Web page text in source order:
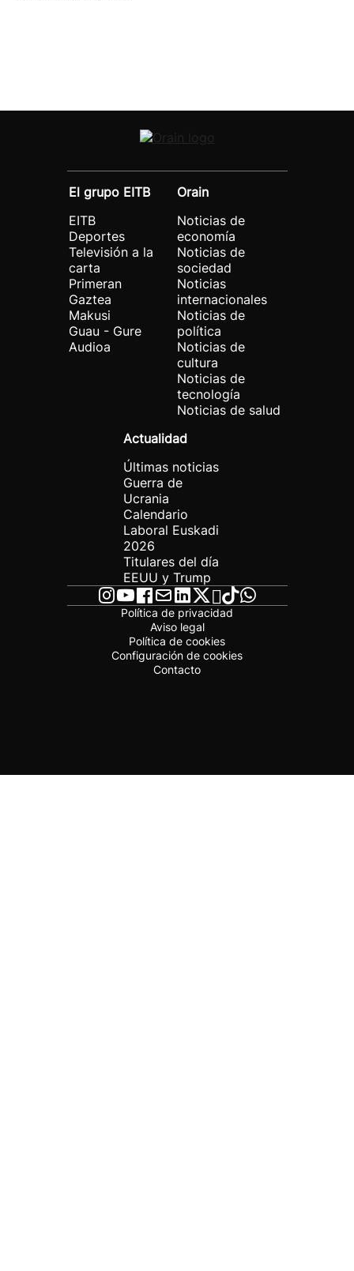
El grupo EITB
EITB
Deportes
Televisión a la
carta
Primeran
Gaztea
Makusi
Guau - Gure
Audioa
Orain
Noticias de
economía
Noticias de
sociedad
Noticias
internacionales
Noticias de
política
Noticias de
cultura
Noticias de
tecnología
Noticias de salud
Actualidad
Últimas noticias
Guerra de
Ucrania
Calendario
Laboral Euskadi
2026
Titulares del día
EEUU y Trump
Política de privacidad
Aviso legal
Política de cookies
Configuración de cookies
Contacto